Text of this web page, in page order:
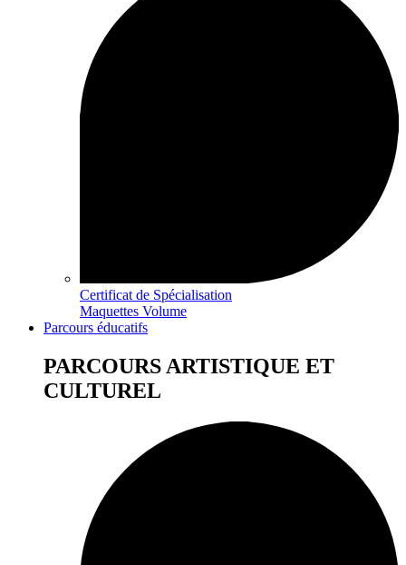
Certificat de Spécialisation
Maquettes Volume
Parcours éducatifs
PARCOURS ARTISTIQUE ET
CULTUREL